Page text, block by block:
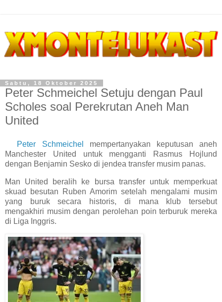
Sabtu, 18 Oktober 2025
Peter Schmeichel Setuju dengan Paul
Scholes soal Perekrutan Aneh Man
United
Peter Schmeichel mempertanyakan keputusan aneh
Manchester United untuk mengganti Rasmus Hojlund
dengan Benjamin Sesko di jendea transfer musim panas.
Man United beralih ke bursa transfer untuk memperkuat
skuad besutan Ruben Amorim setelah mengalami musim
yang buruk secara historis, di mana klub tersebut
mengakhiri musim dengan perolehan poin terburuk mereka
di Liga Inggris.